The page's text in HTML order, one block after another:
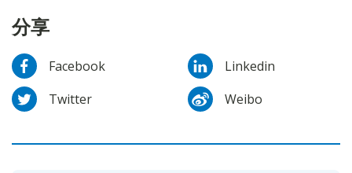
分享
Facebook
Linkedin
Twitter
Weibo